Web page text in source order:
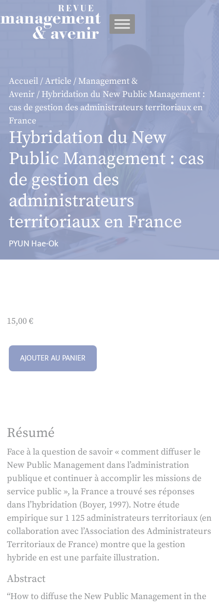
Accueil/Article/ Management &
Avenir/ Hybridation du New Public Management :
cas de gestion des administrateurs territoriaux en
France
Hybridation du New
Public Management : cas
de gestion des
administrateurs
territoriaux en France
PYUN Hae-Ok
15,00€
AJOUTER AU PANIER
Résumé
Face à la question de savoir « comment diffuser le
New Public Management dans l’administration
publique et continuer à accomplir les missions de
service public », la France a trouvé ses réponses
dans l’hybridation (Boyer, 1997). Notre étude
empirique sur 1 125 administrateurs territoriaux (en
collaboration avec l’Association des Administrateurs
Territoriaux de France) montre que la gestion
hybride en est une parfaite illustration.
Abstract
“How to diffuse the New Public Management in the
Panneau de gestion des cookies